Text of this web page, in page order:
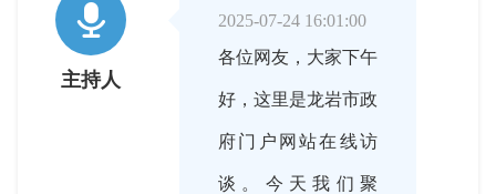

主持人
2025-07-24 16:01:00
各位网友，大家下午
好，这里是龙岩市政
府门户网站在线访
谈。今天我们聚